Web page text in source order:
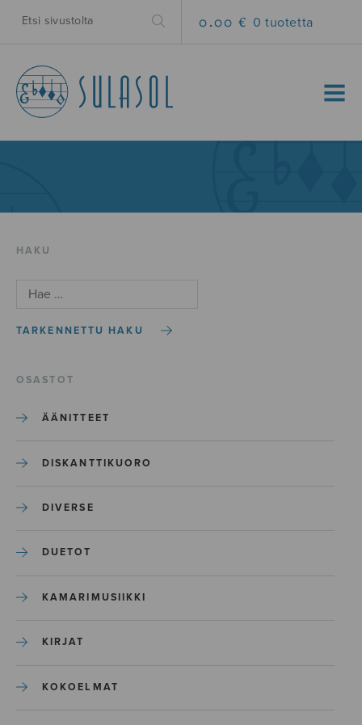
0.00 € 0 tuotetta
MENU
HAKU
TARKENNETTU HAKU
OSASTOT
ÄÄNITTEET
DISKANTTIKUORO
DIVERSE
DUETOT
KAMARIMUSIIKKI
KIRJAT
KOKOELMAT